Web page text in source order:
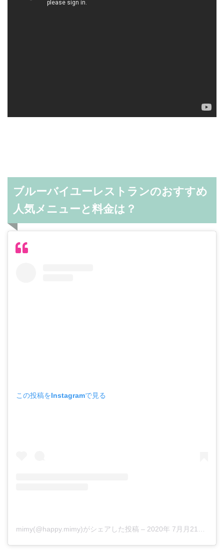
ブルーバイユーレストランのおすすめ
人気メニューと料金は？
この投稿をInstagramで見る
mimy(@happy.mimy)がシェアした投稿 – 2020年 7月月21日午後10時10分PDT